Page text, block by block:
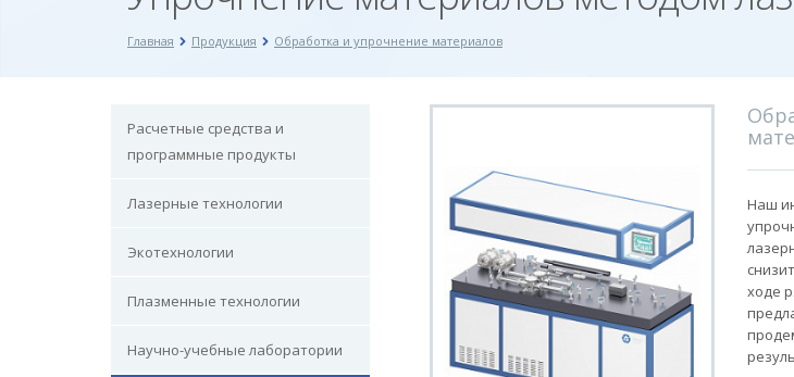
Главная Продукция Обработка и упрочнение материалов
Расчетные средства и
программные продукты
Лазерные технологии
Экотехнологии
Плазменные технологии
Научно-учебные лаборатории
Наш
ходе